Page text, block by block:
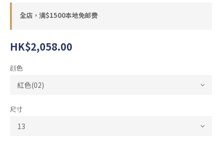
全店，满$1500本地免邮费
HK$2,058.00
顔色
尺寸